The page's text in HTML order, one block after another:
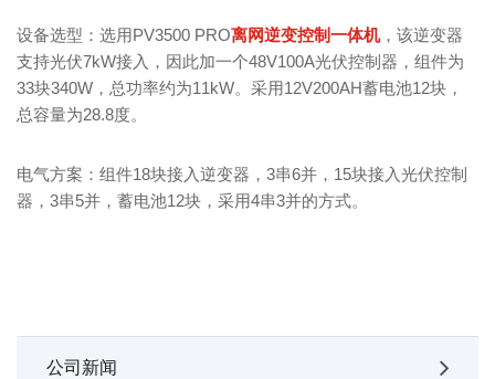
设备选型：选用PV3500 PRO离网逆变控制一体机，该逆变器
支持光伏7kW接入，因此加一个48V100A光伏控制器，组件为
33块340W，总功率约为11kW。采用12V200AH蓄电池12块，
总容量为28.8度。
电气方案：组件18块接入逆变器，3串6并，15块接入光伏控制
器，3串5并，蓄电池12块，采用4串3并的方式。
公司新闻